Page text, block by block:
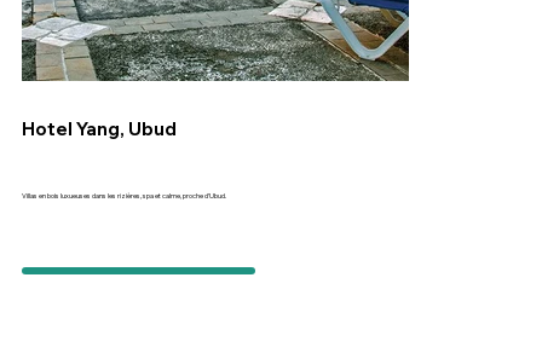
Hotel Yang, Ubud
Villas en bois luxueuses dans les rizières, spa et calme, proche d’Ubud.